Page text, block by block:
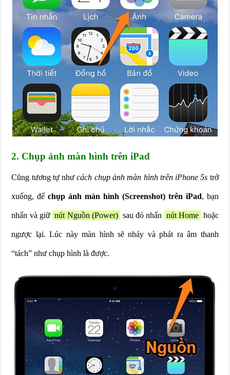
2. Chụp ảnh màn hình trên iPad
Cũng tương tự nhưcách chụp ảnh màn hình trên iPhone 5s trở
xuống, đểchụp ảnh màn hình (Screenshot) trên iPad, bạn
nhấn và giữ nút Nguồn (Power) sau đó nhấn nút Home hoặc
ngược lại. Lúc này màn hình sẽ nháy và phát ra âm thanh
“tách” như chụp hình là được.